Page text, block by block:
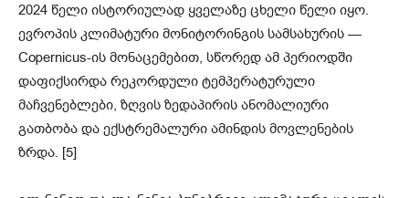
2024 წელი ისტორიულად ყველაზე ცხელი წელი იყო.
ევროპის კლიმატური მონიტორინგის სამსახურის —
Copernicus-ის მონაცემებით, სწორედ ამ პერიოდში
დაფიქსირდა რეკორდული ტემპერატურული
მაჩვენებლები, ზღვის ზედაპირის ანომალიური
გათბობა და ექსტრემალური ამინდის მოვლენების
ზრდა. [5]